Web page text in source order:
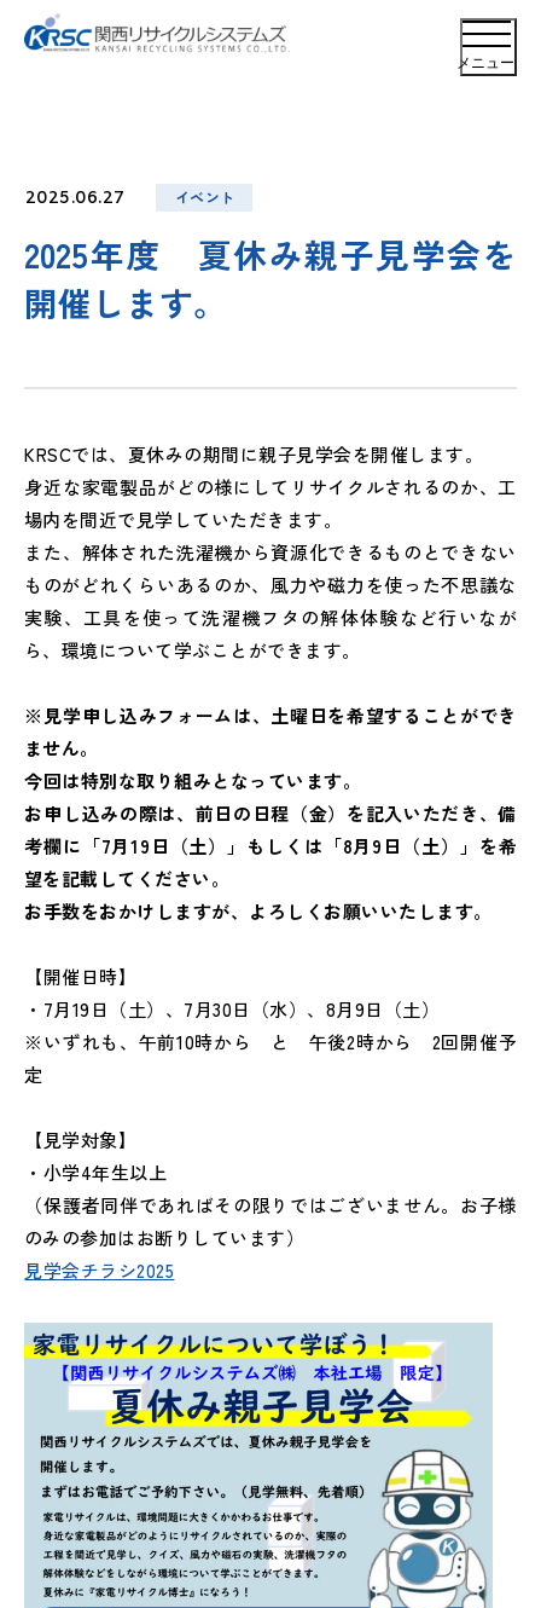
メニュー
2025.06.27 イベント
2025年度 夏休み親子見学会を
開催します。
KRSCでは、夏休みの期間に親子見学会を開催します。
身近な家電製品がどの様にしてリサイクルされるのか、工
場内を間近で見学していただきます。
また、解体された洗濯機から資源化できるものとできない
ものがどれくらいあるのか、風力や磁力を使った不思議な
実験、工具を使って洗濯機フタの解体体験など行いなが
ら、環境について学ぶことができます。
※見学申し込みフォームは、土曜日を希望することができ
ません。
今回は特別な取り組みとなっています。
お申し込みの際は、前日の日程（金）を記入いただき、備
考欄に「7月19日（土）」もしくは「8月9日（土）」を希
望を記載してください。
お手数をおかけしますが、よろしくお願いいたします。
【開催日時】
・7月19日（土）、7月30日（水）、8月9日（土）
※いずれも、午前10時から と 午後2時から 2回開催予
定
【見学対象】
・小学4年生以上
（保護者同伴であればその限りではございません。お子様
のみの参加はお断りしています）
見学会チラシ2025